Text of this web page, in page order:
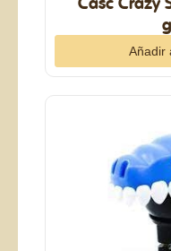
Casc Crazy